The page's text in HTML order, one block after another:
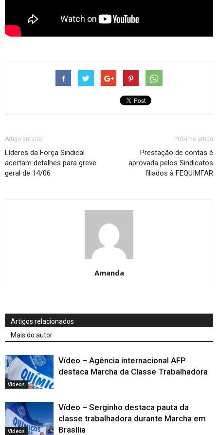
Artigo anterior
Líderes da Força Sindical
acertam detalhes para greve
geral de 14/06
Próximo artigo
Prestação de contas é
aprovada pelos Sindicatos
filiados à FEQUIMFAR
Amanda
Artigos relacionados
Mais do autor
Vídeos
Vídeo – Agência internacional AFP
destaca Marcha da Classe Trabalhadora
Vídeos
Vídeo – Serginho destaca pauta da
classe trabalhadora durante Marcha em
Brasília